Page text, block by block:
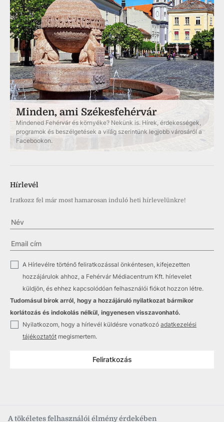
A tökéletes felhasználói élmény érdekében
Minden, ami Székesfehérvár
Mindened Fehérvár és környéke? Nekünk is. Hírek, érdekességek,
programok és beszélgetések a világ szerintünk legjobb városáról a
Facebookon.
Hírlevél
Iratkozz fel már most hamarosan induló heti hírlevelünkre!
✓
A Hírlevélre történő feliratkozással önkéntesen, kifejezetten
hozzájárulok ahhoz, a Fehérvár Médiacentrum Kft. hírlevelet
küldjön, és ehhez kapcsolódóan felhasználói fiókot hozzon létre.
Tudomásul bírok arról, hogy a hozzájáruló nyilatkozat bármikor
korlátozás és indokolás nélkül, ingyenesen visszavonható.
✓ Nyilatkozom, hogy a hírlevél küldésre vonatkozó adatkezelési
tájékoztatót megismertem.
Feliratkozás